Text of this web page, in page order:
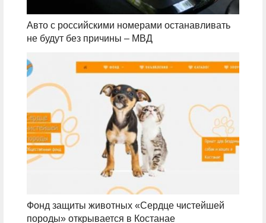
Авто с российскими номерами останавливать
не будут без причины – МВД
Фонд защиты животных «Сердце чистейшей
породы» открывается в Костанае